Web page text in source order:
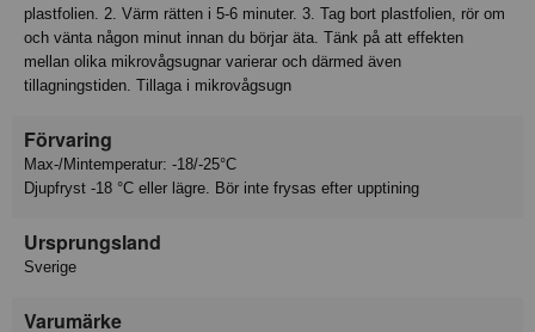
plastfolien. 2. Värm rätten i 5-6 minuter. 3. Tag bort plastfolien, rör om
och vänta någon minut innan du börjar äta. Tänk på att effekten
mellan olika mikrovågsugnar varierar och därmed även
tillagningstiden. Tillaga i mikrovågsugn
Förvaring
Max-/Mintemperatur: -18/-25°C
Djupfryst -18 °C eller lägre. Bör inte frysas efter upptining
Ursprungsland
Sverige
Varumärke